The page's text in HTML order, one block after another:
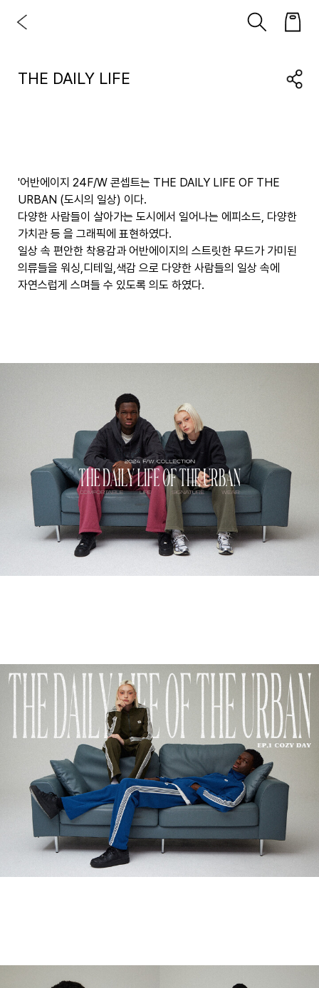
THE DAILY LIFE
'어반에이지 24F/W 콘셉트는 THE DAILY LIFE OF THE
URBAN (도시의 일상) 이다.
다양한 사람들이 살아가는 도시에서 일어나는 에피소드, 다양한
가치관 등 을 그래픽에 표현하였다.
일상 속 편안한 착용감과 어반에이지의 스트릿한 무드가 가미된
의류들을 워싱,디테일,색감 으로 다양한 사람들의 일상 속에
자연스럽게 스며들 수 있도록 의도 하였다.